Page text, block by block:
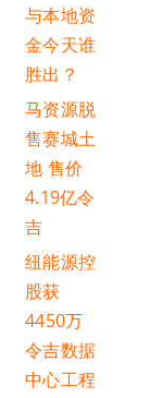
与本地资
金今天谁
胜出？
马资源脱
售赛城土
地 售价
4.19亿令
吉
纽能源控
股获
4450万
令吉数据
中心工程